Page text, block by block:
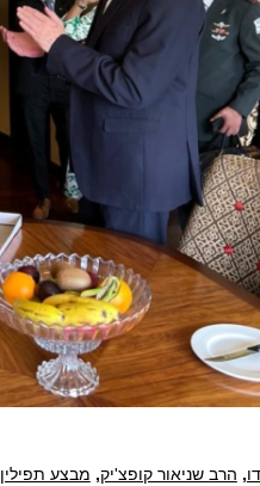
, הרב שניאור קופצ'יק, מבצע תפילין